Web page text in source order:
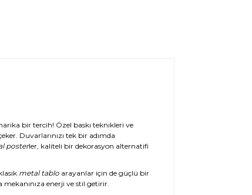
bir tercih! Özel baskı teknikleri ve
Duvarlarınızı tek bir adımda
posterler, kaliteli bir dekorasyon alternatifi
metal tabloarayanlar için de güçlü bir
enerji ve stil getirir.